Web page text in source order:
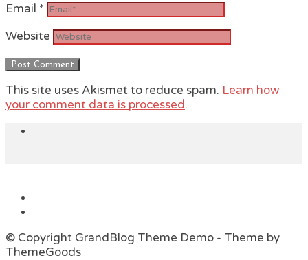
Email *
Website
This site uses Akismet to reduce spam. Learn how
your comment data is processed.
© Copyright GrandBlog Theme Demo - Theme by
ThemeGoods